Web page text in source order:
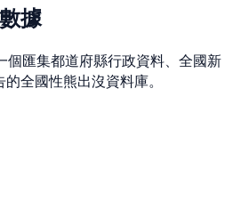
據
匯集都道府縣行政資料、全國新
全國性熊出沒資料庫。